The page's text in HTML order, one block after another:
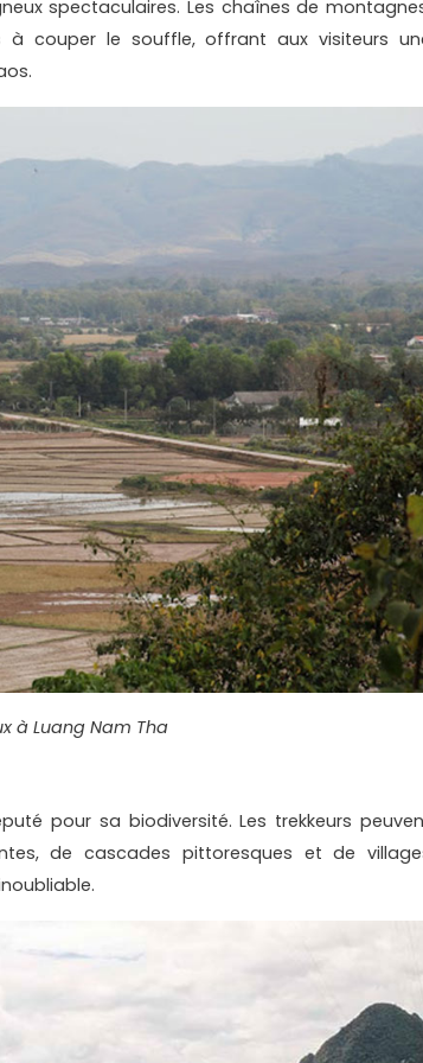
spectaculaires. Les chaînes de
couper le souffle, offrant aux visiteurs
à Luang Nam Tha
pour sa biodiversité. Les trekkeurs
de cascades pittoresques et de